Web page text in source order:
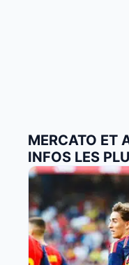
MERCATO ET
INFOS LES